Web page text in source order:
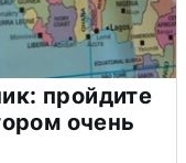
пройдите
очень